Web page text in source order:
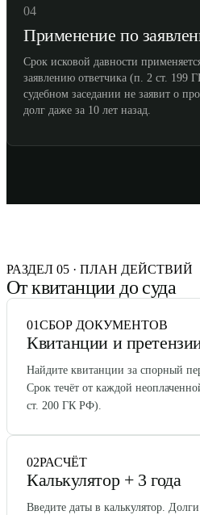
04
Применение по
Срок исковой давности
заявлению ответчика (п. 2 ст.
судебном заседании не заявит о
долг даже за 10 лет назад.
РАЗДЕЛ 05 · ПЛАН ДЕЙСТВИЙ
От квитанции до суда
01СБОР ДОКУМЕНТОВ
Квитанции и
Найдите квитанции за спорный
Срок течёт от каждой
ст. 200 ГК РФ).
02РАСЧЁТ
Калькулятор + 3 года
Введите даты в калькулятор.